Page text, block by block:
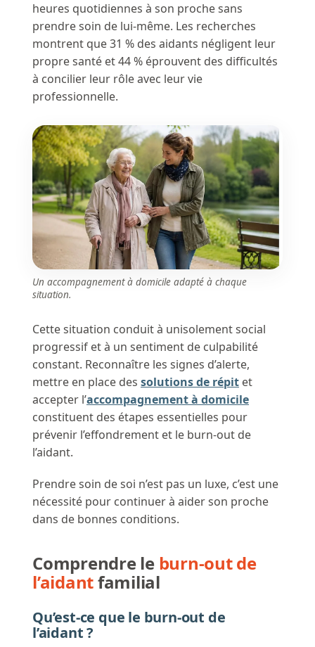
heures quotidiennes à son proche sans
prendre soin de lui-même. Les recherches
montrent que 31 % des aidants négligent leur
propre santé et 44 % éprouvent des difficultés
à concilier leur rôle avec leur vie
professionnelle.
Un accompagnement à domicile adapté à chaque
situation.
Cette situation conduit à unisolement social
progressif et à un sentiment de culpabilité
constant. Reconnaître les signes d’alerte,
mettre en place des solutions de répit et
accepter l’accompagnement à domicile
constituent des étapes essentielles pour
prévenir l’effondrement et le burn-out de
l’aidant.
Prendre soin de soi n’est pas un luxe, c’est une
nécessité pour continuer à aider son proche
dans de bonnes conditions.
Comprendre le burn-out de
l’aidantfamilial
Qu’est-ce que le burn-out de
l’aidant ?